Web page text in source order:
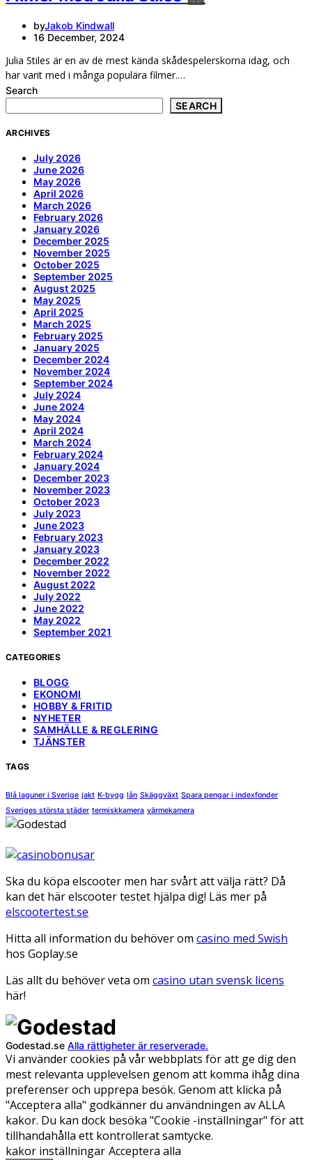
byJakob Kindwall
16 December, 2024
Julia Stiles är en av de mest kända skådespelerskorna idag, och
har varit med i många populära filmer.…
Search
SEARCH
ARCHIVES
July 2026
June 2026
May 2026
April 2026
March 2026
February 2026
January 2026
December 2025
November 2025
October 2025
September 2025
August 2025
May 2025
April 2025
March 2025
February 2025
January 2025
December 2024
November 2024
September 2024
July 2024
June 2024
May 2024
April 2024
March 2024
February 2024
January 2024
December 2023
November 2023
October 2023
July 2023
June 2023
February 2023
January 2023
December 2022
November 2022
August 2022
July 2022
June 2022
May 2022
September 2021
CATEGORIES
BLOGG
EKONOMI
HOBBY & FRITID
NYHETER
SAMHÄLLE & REGLERING
TJÄNSTER
TAGS
Blå laguner i Sverige jakt K-bygg lån Skäggväxt Spara pengar i indexfonder
Sveriges största städer termiskkamera värmekamera
Ska du köpa elscooter men har svårt att välja rätt? Då
kan det här elscooter testet hjälpa dig! Läs mer på
elscootertest.se
Hitta all information du behöver om casino med Swish
hos Goplay.se
Läs allt du behöver veta om casino utan svensk licens
här!
Godestad.se Alla rättigheter är reserverade.
Vi använder cookies på vår webbplats för att ge dig den
mest relevanta upplevelsen genom att komma ihåg dina
preferenser och upprepa besök. Genom att klicka på
"Acceptera alla" godkänner du användningen av ALLA
kakor. Du kan dock besöka "Cookie -inställningar" för att
tillhandahålla ett kontrollerat samtycke.
kakor inställningar Acceptera alla